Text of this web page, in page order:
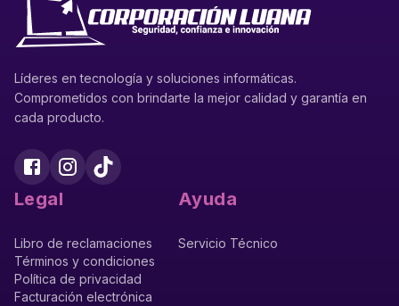
Líderes en tecnología y soluciones informáticas.
Comprometidos con brindarte la mejor calidad y garantía en
cada producto.
Legal
Libro de reclamaciones
Términos y condiciones
Política de privacidad
Facturación electrónica
Ayuda
Servicio Técnico